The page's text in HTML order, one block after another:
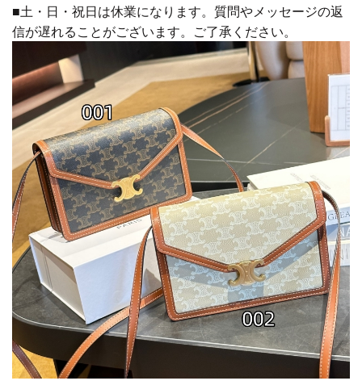
■土・日・祝日は休業になります。質問やメッセージの返
信が遅れることがございます。ご了承ください。